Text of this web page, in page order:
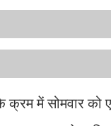
में सोमवार को